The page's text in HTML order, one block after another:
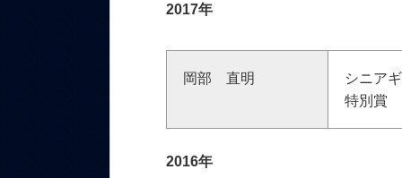
2017年
岡部 直明
シニア
特別賞
2016年